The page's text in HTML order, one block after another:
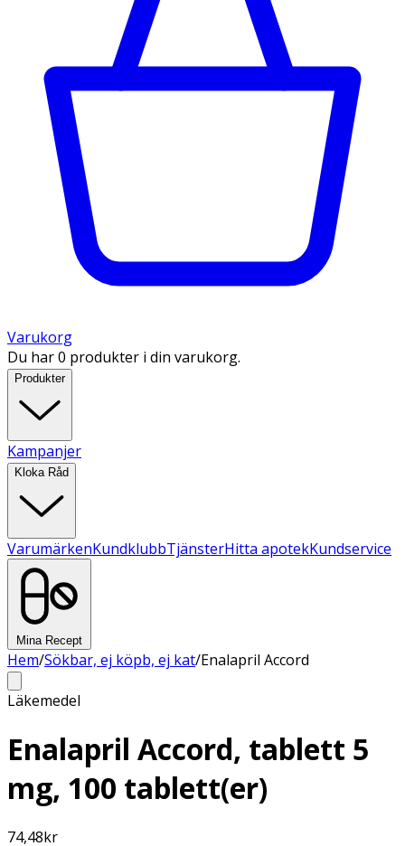
Varukorg
Du har 0 produkter i din varukorg.
Produkter
Kampanjer
Kloka Råd
VarumärkenKundklubbTjänsterHitta apotekKundservice
Mina Recept
Hem/Sökbar, ej köpb, ej kat/Enalapril Accord
Läkemedel
Enalapril Accord, tablett 5
mg, 100 tablett(er)
74,48kr